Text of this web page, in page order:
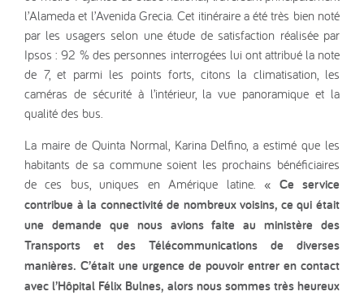
l’Alameda et l’Avenida Grecia. Cet itinéraire a été très bien noté
par les usagers selon une étude de satisfaction réalisée par
Ipsos : 92 % des personnes interrogées lui ont attribué la note
de 7, et parmi les points forts, citons la climatisation, les
caméras de sécurité à l’intérieur, la vue panoramique et la
qualité des bus.
La maire de Quinta Normal, Karina Delfino, a estimé que les
habitants de sa commune soient les prochains bénéficiaires
de ces bus, uniques en Amérique latine.« Ce service
contribue à la connectivité de nombreux voisins, ce qui était
une demande que nous avions faite au ministère des
Transports et des Télécommunications de diverses
manières. C’était une urgence de pouvoir entrer en contact
avec l’Hôpital Félix Bulnes, alors nous sommes très heureux